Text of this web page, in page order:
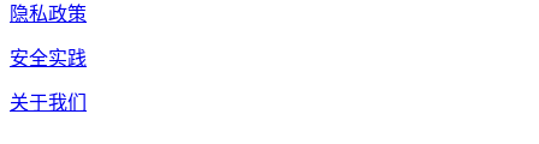
隐私政策
安全实践
关于我们